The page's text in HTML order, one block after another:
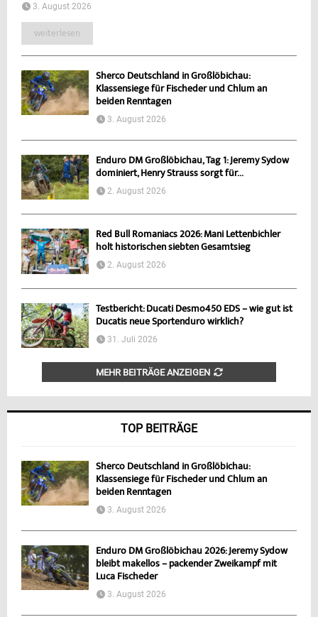
3. August 2026
weiterlesen
Sherco Deutschland in Großlöbichau:
Klassensiege für Fischeder und Chlum an
beiden Renntagen
3. August 2026
Enduro DM Großlöbichau, Tag 1: Jeremy Sydow
dominiert, Henry Strauss sorgt für...
2. August 2026
Red Bull Romaniacs 2026: Mani Lettenbichler
holt historischen siebten Gesamtsieg
2. August 2026
Testbericht: Ducati Desmo450 EDS – wie gut ist
Ducatis neue Sportenduro wirklich?
31. Juli 2026
MEHR BEITRÄGE ANZEIGEN
TOP BEITRÄGE
Sherco Deutschland in Großlöbichau:
Klassensiege für Fischeder und Chlum an
beiden Renntagen
3. August 2026
Enduro DM Großlöbichau 2026: Jeremy Sydow
bleibt makellos – packender Zweikampf mit
Luca Fischeder
3. August 2026